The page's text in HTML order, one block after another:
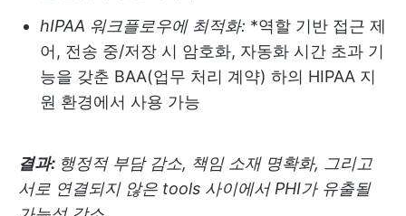
hIPAA 워크플로우에 최적화: *역할 기반 접근 제
어, 전송 중/저장 시 암호화, 자동화 시간 초과 기
능을 갖춘 BAA(업무 처리 계약) 하의 HIPAA 지
원 환경에서 사용 가능
결과: 행정적 부담 감소, 책임 소재 명확화, 그리고
서로 연결되지 않은 tools 사이에서 PHI가 유출될